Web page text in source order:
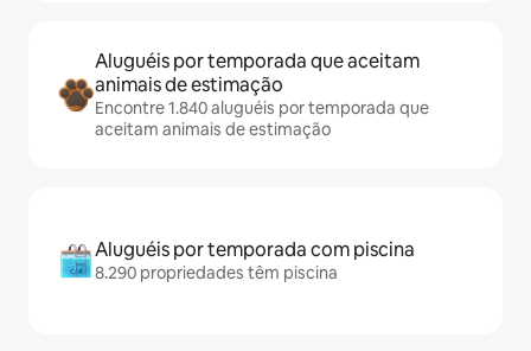
Aluguéis por temporada que aceitam
animais de estimação
Encontre 1.840 aluguéis por temporada que
aceitam animais de estimação
Aluguéis por temporada com piscina
8.290 propriedades têm piscina